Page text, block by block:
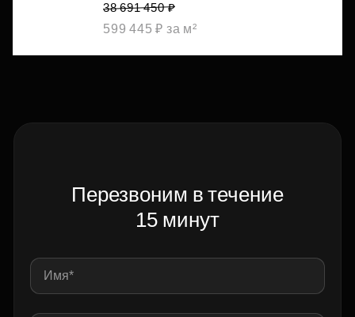
38 691 450 ₽
599 445 ₽ за м²
Перезвоним в течение
15 минут